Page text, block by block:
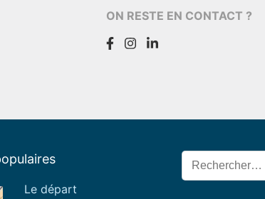
ON RESTE EN CONTACT ?
Le départ
Rechercher :